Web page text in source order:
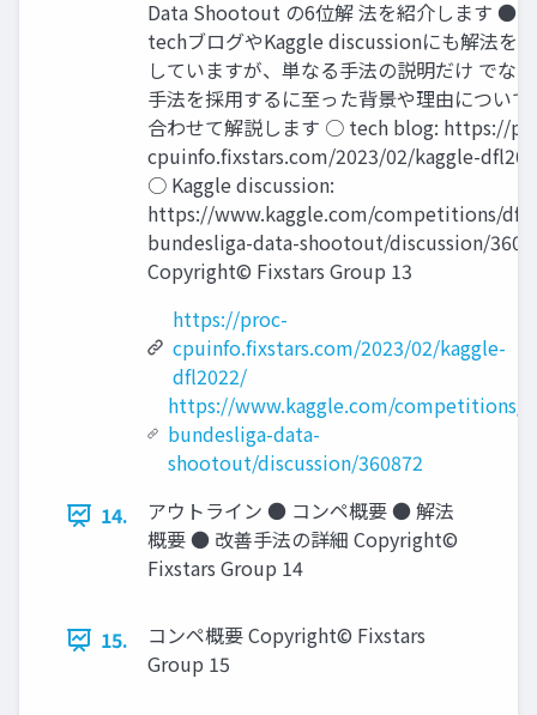
Data Shootout の6位解 法を紹介します ●
techブログやKaggle discussionにも解法を
していますが、単なる手法の説明だけ でな
手法を採用するに至った背景や理由について
合わせて解説します ○ tech blog: https://
cpuinfo.fixstars.com/2023/02/kaggle-
○ Kaggle discussion:
https://www.kaggle.com/competitions/dfl-
bundesliga-data-shootout/discussion/
Copyright© Fixstars Group 13
https://proc-
cpuinfo.fixstars.com/2023/02/kaggle-
dfl2022/
https://www.kaggle.com/competitions/
bundesliga-data-
shootout/discussion/360872
14.
アウトライン ● コンペ概要 ● 解法
概要 ● 改善手法の詳細 Copyright©
Fixstars Group 14
15.
コンペ概要 Copyright© Fixstars
Group 15